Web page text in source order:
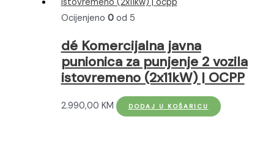
760,00 KM
varijanti.
Opcije
mogu
odabrati
na
stranici
proizvoda
Ocijenjeno 0od 5
dé Komercijalna javna
punionica za punjenje 2 vozila
istovremeno (2x11kW) | OCPP
2.990,00 KM DODAJ U KOŠARICU